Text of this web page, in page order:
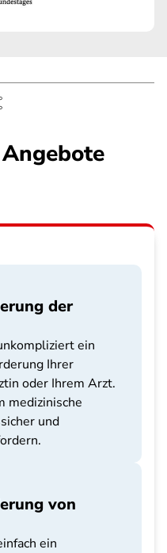
der
ein
Ihrer
oder Ihrem Arzt.
medizinische
und
von
ein